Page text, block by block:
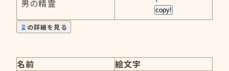
copy!
男の精霊
の詳細を見る
名前
絵文字